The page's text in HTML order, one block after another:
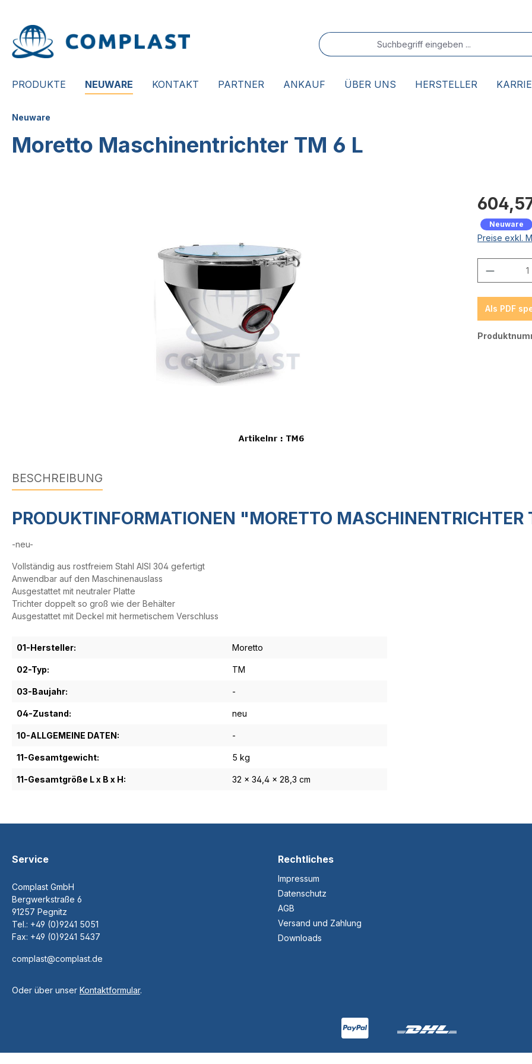
PRODUKTE NEUWARE KONTAKT PARTNER ANKAUF ÜBER UNS HERSTELLER
Neuware
Moretto Maschinentrichter TM 6 L
Neuware
Preise exkl.
Als PDF
BESCHREIBUNG
PRODUKTINFORMATIONEN "MORETTO MASCHINENTRICHTER
-neu-
Vollständig aus rostfreiem Stahl AISI 304 gefertigt
Anwendbar auf den Maschinenauslass
Ausgestattet mit neutraler Platte
Trichter doppelt so groß wie der Behälter
Ausgestattet mit Deckel mit hermetischem Verschluss
01-Hersteller: Moretto
02-Typ: TM
03-Baujahr: -
04-Zustand: neu
10-ALLGEMEINE DATEN: -
11-Gesamtgewicht: 5 kg
11-Gesamtgröße L x B x H: 32 x 34,4 x 28,3 cm
Service
Complast GmbH
Bergwerkstraße 6
91257 Pegnitz
Tel.: +49 (0)9241 5051
Fax: +49 (0)9241 5437
complast@complast.de
Oder über unser Kontaktformular.
Rechtliches
Impressum
Datenschutz
AGB
Versand und Zahlung
Downloads